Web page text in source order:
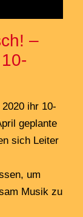
–
ihr 10-
geplante
sich Leiter
um
Musik zu